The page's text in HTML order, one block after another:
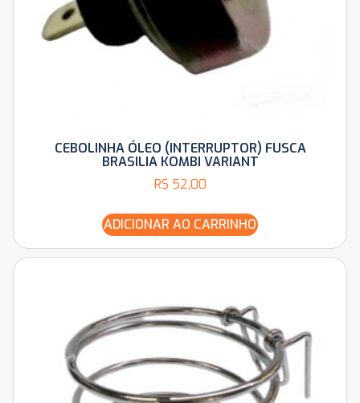
CEBOLINHA ÓLEO (INTERRUPTOR) FUSCA
BRASILIA KOMBI VARIANT
R$ 52,00
ADICIONAR AO CARRINHO